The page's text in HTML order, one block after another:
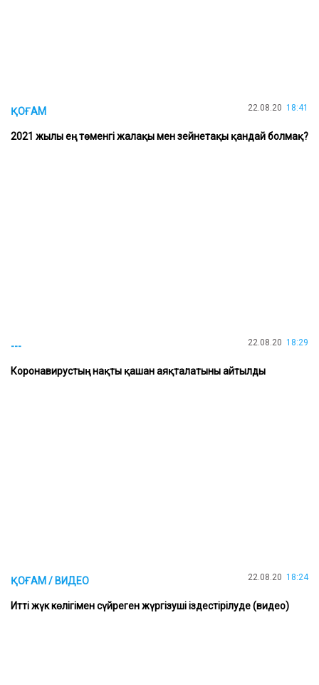
ҚОҒАМ 22.08.20 18:41
2021 жылы ең төменгі жалақы мен зейнетақы қандай болмақ?
--- 22.08.20 18:29
Коронавирустың нақты қашан аяқталатыны айтылды
ҚОҒАМ / ВИДЕО 22.08.20 18:24
Итті жүк көлігімен сүйреген жүргізуші іздестірілуде (видео)